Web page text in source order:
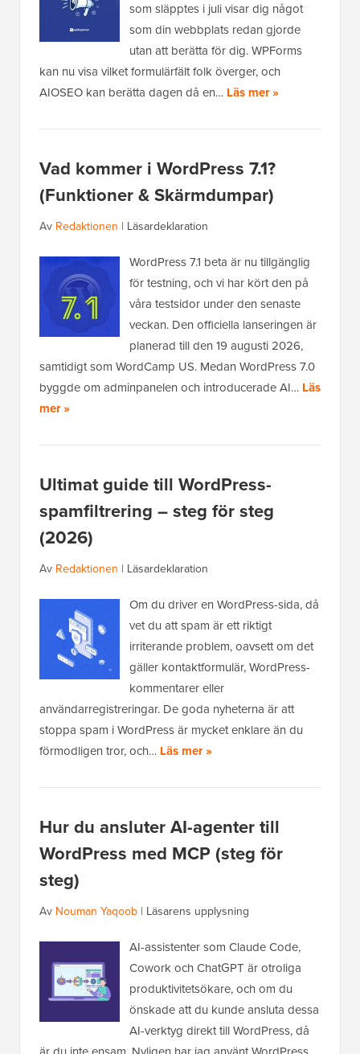
som släpptes i juli visar dig något
som din webbplats redan gjorde
utan att berätta för dig. WPForms
kan nu visa vilket formulärfält folk överger, och
AIOSEO kan berätta dagen då en… Läs mer »
Vad kommer i WordPress 7.1?
(Funktioner & Skärmdumpar)
Av Redaktionen | Läsardeklaration
WordPress 7.1 beta är nu tillgänglig
för testning, och vi har kört den på
våra testsidor under den senaste
veckan. Den officiella lanseringen är
planerad till den 19 augusti 2026,
samtidigt som WordCamp US. Medan WordPress 7.0
byggde om adminpanelen och introducerade AI… Läs
mer »
Ultimat guide till WordPress-
spamfiltrering – steg för steg
(2026)
Av Redaktionen | Läsardeklaration
Om du driver en WordPress-sida, då
vet du att spam är ett riktigt
irriterande problem, oavsett om det
gäller kontaktformulär, WordPress-
kommentarer eller
användarregistreringar. De goda nyheterna är att
stoppa spam i WordPress är mycket enklare än du
förmodligen tror, och… Läs mer »
Hur du ansluter AI-agenter till
WordPress med MCP (steg för
steg)
Av Nouman Yaqoob | Läsarens upplysning
AI-assistenter som Claude Code,
Cowork och ChatGPT är otroliga
produktivitetsökare, och om du
önskade att du kunde ansluta dessa
AI-verktyg direkt till WordPress, då